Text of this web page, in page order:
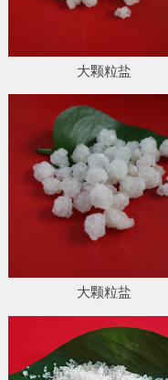
大颗粒盐
大颗粒盐